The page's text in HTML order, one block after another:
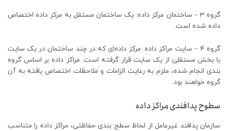
گروه 3 – ساختمان مرکز داده: یک ساختمان مستقل به مرکز داده اختصاص
داده شده است.
گروه 4 – سایت مراکز داده: مرکز داده‌ای که در چند ساختمان در یک سایت
یا بخش مستقلی از یک سایت قرار گرفته است. مراکز داده بر اساس گروه
بندی انجام شده، ملزم به رعایت الزامات و ملاحظات اختصاص یافته به آن
گروه خواهند بود.
سطوح پدافندی مراکز داده
سازمان پدافند غیرعامل از لحاظ سطح بندی حفاظتی، مراکز داده را متناسب